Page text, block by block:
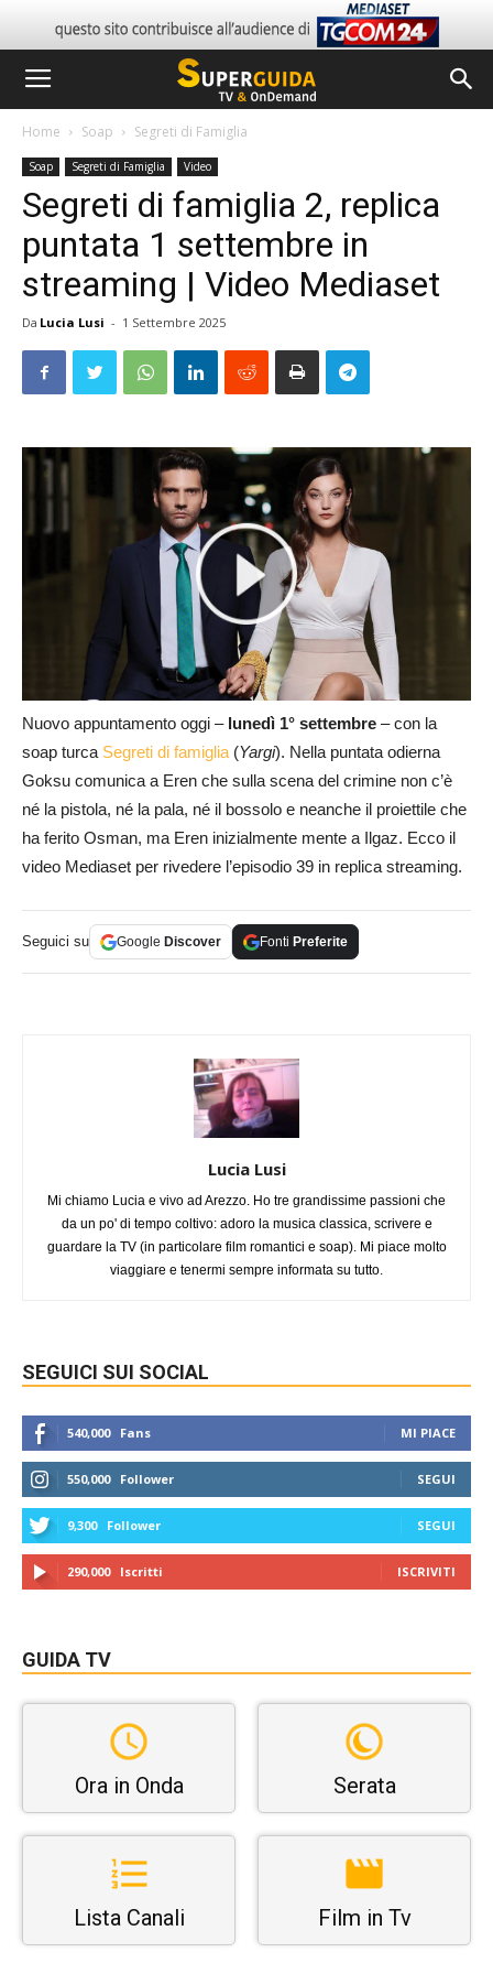
Home Soap Segreti di Famiglia
Soap Segreti di Famiglia Video
Segreti di famiglia 2, replica
puntata 1 settembre in
streaming | Video Mediaset
Da Lucia Lusi - 1 Settembre 2025
Nuovo appuntamento oggi – lunedì 1° settembre – con la
soap turca Segreti di famiglia(Yargi). Nella puntata odierna
Goksu comunica a Eren che sulla scena del crimine non c’è
né la pistola, né la pala, né il bossolo e neanche il proiettile che
ha ferito Osman, ma Eren inizialmente mente a Ilgaz. Ecco il
video Mediaset per rivedere l’episodio 39 in replica streaming.
Seguici su Google Discover Fonti Preferite
Lucia Lusi
Mi chiamo Lucia e vivo ad Arezzo. Ho tre grandissime passioni che
da un po' di tempo coltivo: adoro la musica classica, scrivere e
guardare la TV (in particolare film romantici e soap). Mi piace molto
viaggiare e tenermi sempre informata su tutto.
SEGUICI SUI SOCIAL
540,000 Fans MI PIACE
550,000 Follower SEGUI
9,300 Follower SEGUI
290,000 Iscritti ISCRIVITI
GUIDA TV
Ora in Onda Serata
Lista Canali Film in Tv